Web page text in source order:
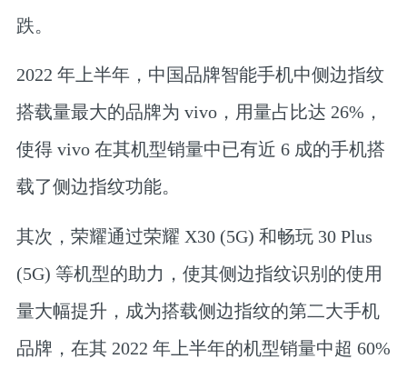
跌。
2022 年上半年，中国品牌智能手机中侧边指纹
搭载量最大的品牌为 vivo，用量占比达 26%，
使得 vivo 在其机型销量中已有近 6 成的手机搭
载了侧边指纹功能。
其次，荣耀通过荣耀 X30 (5G) 和畅玩 30 Plus
(5G) 等机型的助力，使其侧边指纹识别的使用
量大幅提升，成为搭载侧边指纹的第二大手机
品牌，在其 2022 年上半年的机型销量中超 60%